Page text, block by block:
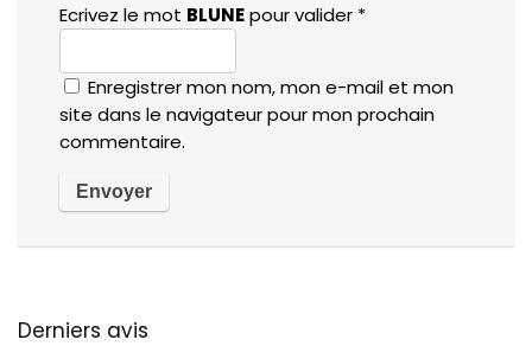
Ecrivez le mot BLUNEpour valider *
Enregistrer mon nom, mon e-mail et mon
site dans le navigateur pour mon prochain
commentaire.
Derniers avis